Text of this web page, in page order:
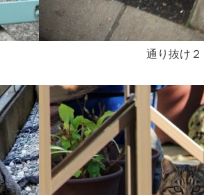
通り抜け２